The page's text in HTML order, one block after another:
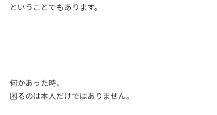
ということでもあります。
何かあった時、
困るのは本人だけではありません。